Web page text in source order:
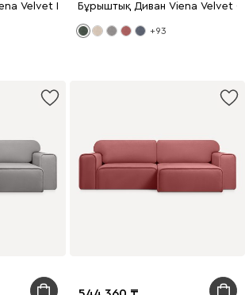
Velvet LightБұрыштық Диван Viena Velvet
+93